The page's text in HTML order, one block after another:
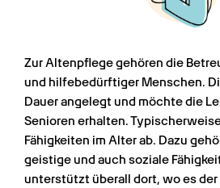
Zur Altenpflege gehören die
und hilfebedürftiger Menschen.
Dauer angelegt und möchte die
Senioren erhalten.
Fähigkeiten im Alter ab. Dazu
geistige und auch soziale
unterstützt überall dort, wo es